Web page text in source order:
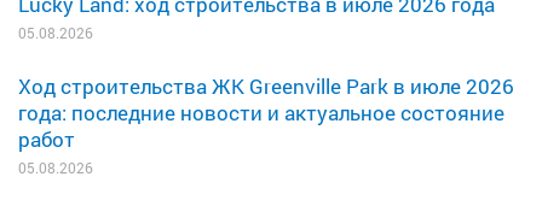
05.08.2026
Ход строительства ЖК Greenville Park в июле 2026
года: последние новости и актуальное состояние
работ
05.08.2026